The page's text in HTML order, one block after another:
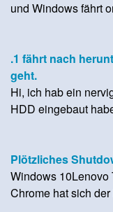
und Windows fährt
.1 fährt nach
geht.
Hi, ich hab ein
HDD eingebaut
Plötzliches
Windows
Chrome hat sich